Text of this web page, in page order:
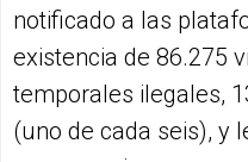
notificado a las
existencia de 86.275
temporales ilegales,
(uno de cada seis), y